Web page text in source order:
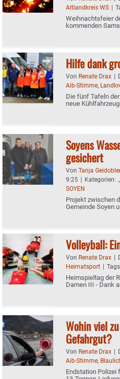
Altlandkreis WS |
Weihnachtsfeier
kommenden
Hilfe dank
Von Renate Drax |
Aib-Stimme,
Die fünf Tafeln
neue
Soyens
gesichert
Von Tanja
9:25 | Kategorien: .,
SOYEN
Projekt zwischen
Gemeinde Soyen
Volleyball:
Von Renate Drax |
Heimatsport |
Heimspieltag der
Damen III - Dank
Wohin viel
Gefahrgut?
Von Renate Drax |
Aib-Stimme,
Endstation Polizei